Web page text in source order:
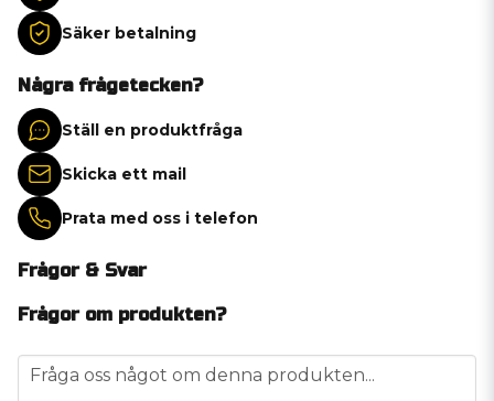
Säker betalning
Några frågetecken?
Ställ en produktfråga
Skicka ett mail
Prata med oss i telefon
Frågor & Svar
Frågor om produkten?
question
Fråga oss något om denna produkten...